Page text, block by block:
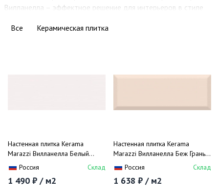
Вилланелла – эффектное решение для интерьеров в стиле
ассортимент данной коллекции, которая имеется в
Все Керамическая плитка
Настенная плитка Kerama
Marazzi Вилланелла Белый
15000 15x40
Россия Склад
1 490 ₽ / м2
Настенная плитка Kerama
Marazzi Вилланелла Беж Грань
15077 15x40
Россия Склад
1 638 ₽ / м2